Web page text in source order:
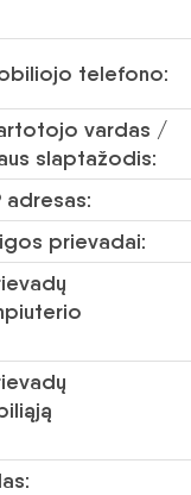
telefono:
vardas /
slaptažodis:
adresas:
prievadai: